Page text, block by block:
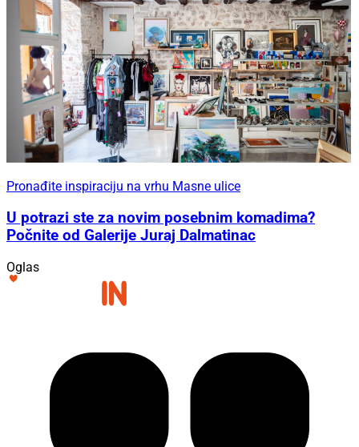
Pronađite inspiraciju na vrhu Masne ulice
U potrazi ste za novim posebnim komadima?
Počnite od Galerije Juraj Dalmatinac
Oglas